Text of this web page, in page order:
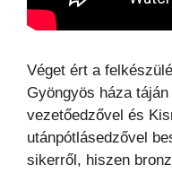
Véget ért a
Gyöngyös háza
vezetőedzővel és
utánpótlásedzővel
sikerről, hiszen